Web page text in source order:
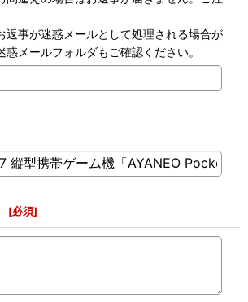
返事が迷惑メールとして処理される場合が
惑メールフォルダもご確認ください。
[必須]